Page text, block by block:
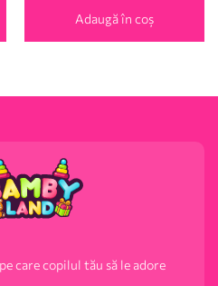
Adaugă în coș
care copilul tău să le adore